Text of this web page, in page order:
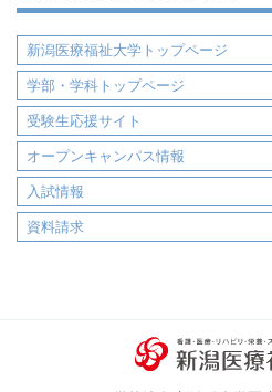
新潟医療福祉大学トップページ
学部・学科トップページ
受験生応援サイト
オープンキャンパス情報
入試情報
資料請求